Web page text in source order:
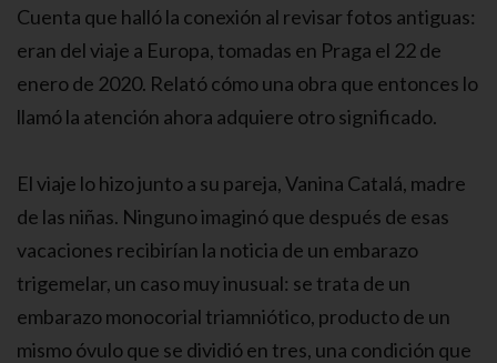
Cuenta que halló la conexión al revisar fotos antiguas:
eran del viaje a Europa, tomadas en Praga el 22 de
enero de 2020. Relató cómo una obra que entonces lo
llamó la atención ahora adquiere otro significado.
El viaje lo hizo junto a su pareja, Vanina Catalá, madre
de las niñas. Ninguno imaginó que después de esas
vacaciones recibirían la noticia de un embarazo
trigemelar, un caso muy inusual: se trata de un
embarazo monocorial triamniótico, producto de un
mismo óvulo que se dividió en tres, una condición que